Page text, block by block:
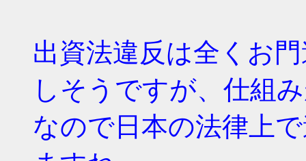
出資法違反は全くお
しそうですが、仕組
なので日本の法律上